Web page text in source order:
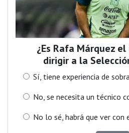
¿Es Rafa Márquez
dirigir a la
Sí, tiene experiencia de
No, se necesita un técnico
No lo sé, habrá que ver con